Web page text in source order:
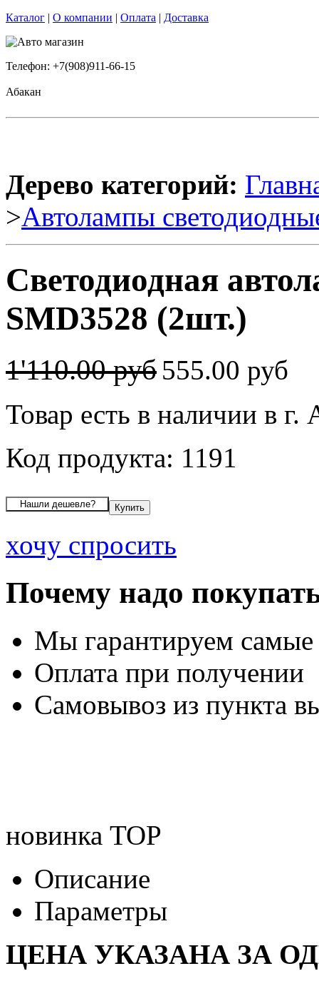
Каталог | О компании | Оплата | Доставка
Телефон: +7(908)911-66-15
Абакан
Дерево категорий:
>Автолампы
Светодиодная
SMD3528 (2шт.)
1'110.00 руб 555.00 руб
Товар есть в наличии в г.
Код продукта: 1191
хочу спросить
Почему надо
Мы гарантируем
Оплата при получении
Самовывоз из пункта
новинка TOP
Описание
Параметры
ЦЕНА УКАЗАНА ЗА